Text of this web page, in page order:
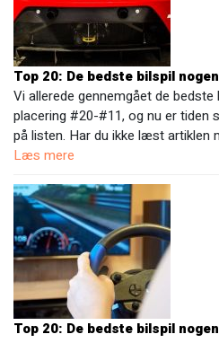
Top 20: De bedste bilspil
Vi allerede gennemgået de
placering #20-#11, og nu er tiden
på listen. Har du ikke læst artiklen
Læs mere
Top 20: De bedste bilspil